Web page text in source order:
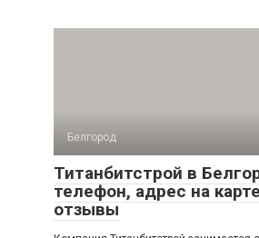
Белгород
Титанбитстрой в
телефон, адрес на
отзывы